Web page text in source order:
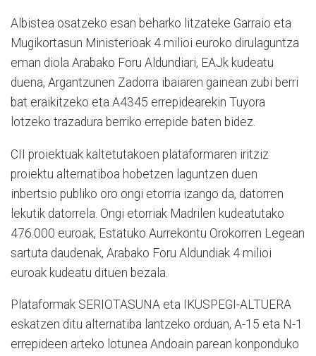
Albistea osatzeko esan beharko litzateke Garraio eta
Mugikortasun Ministerioak 4 milioi euroko dirulaguntza
eman diola Arabako Foru Aldundiari, EAJk kudeatu
duena, Argantzunen Zadorra ibaiaren gainean zubi berri
bat eraikitzeko eta A4345 errepidearekin Tuyora
lotzeko trazadura berriko errepide baten bidez.
CII proiektuak kaltetutakoen plataformaren iritziz
proiektu alternatiboa hobetzen laguntzen duen
inbertsio publiko oro ongi etorria izango da, datorren
lekutik datorrela. Ongi etorriak Madrilen kudeatutako
476.000 euroak, Estatuko Aurrekontu Orokorren Legean
sartuta daudenak, Arabako Foru Aldundiak 4 milioi
euroak kudeatu dituen bezala.
Plataformak SERIOTASUNA eta IKUSPEGI-ALTUERA
eskatzen ditu alternatiba lantzeko orduan, A-15 eta N-1
errepideen arteko lotunea Andoain parean konponduko